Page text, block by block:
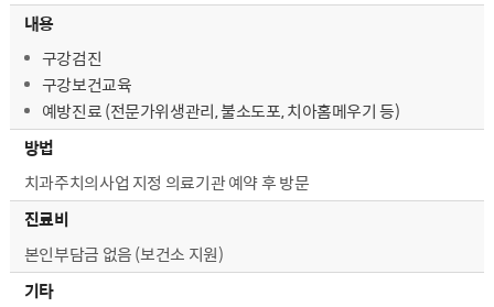
내용
구강검진
구강보건교육
예방진료 (전문가위생관리, 불소도포, 치아홈메우기 등)
방법
치과주치의사업 지정 의료기관 예약 후 방문
진료비
본인부담금 없음 (보건소 지원)
기타